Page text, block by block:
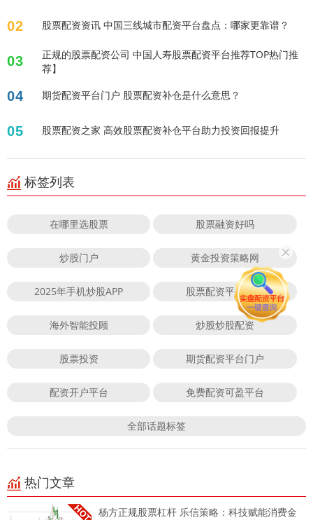
02 股票配资资讯 中国三线城市配资平台盘点：哪家更靠谱？
03
正规的股票配资公司 中国人寿股票配资平台推荐TOP热门推
荐】
04 期货配资平台门户 股票配资补仓是什么意思？
05 股票配资之家 高效股票配资补仓平台助力投资回报提升
标签列表
在哪里选股票 股票融资好吗
炒股门户 黄金投资策略网
2025年手机炒股APP 股票配资平台开户
海外智能投顾 炒股炒股配资
股票投资 期货配资平台门户
配资开户平台 免费配资可盈平台
全部话题标签
热门文章
杨方正规股票杠杆 乐信策略：科技赋能消费金